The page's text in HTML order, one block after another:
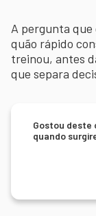
A pergunta
quão rápido
treinou, antes
que separa
Gostou deste
quando